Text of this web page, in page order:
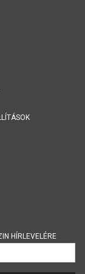
HÍRLEVELÉRE